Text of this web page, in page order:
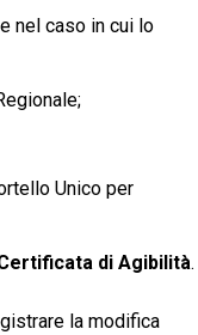
e nel caso in cui lo
Unico per
di Agibilità.
la modifica